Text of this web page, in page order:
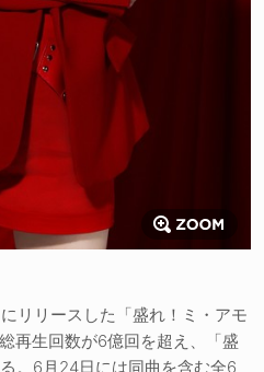
リリースした「盛れ！ミ・アモ
再生回数が6億回を超え、「盛
。6月24日には同曲を含む全6